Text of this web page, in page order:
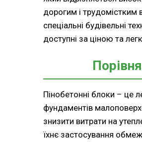
дорогим і трудомістким
спеціальні будівельні
доступні за ціною та
Пінобетонні блоки – це
фундаментів
знизити витрати на
їхнє застосування